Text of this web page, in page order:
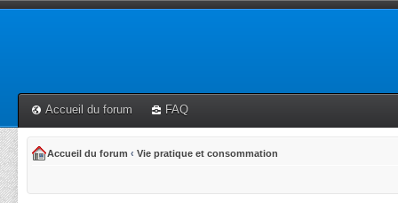
Accueil du forum FAQ
Accueil du forum ‹ Vie pratique et consommation